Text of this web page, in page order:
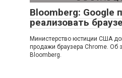
Bloomberg: Google
реализовать
Министерство юстиции США
продажи браузера Chrome. Об
Bloomberg.